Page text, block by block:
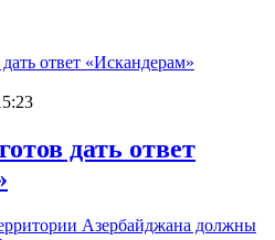
дать ответ